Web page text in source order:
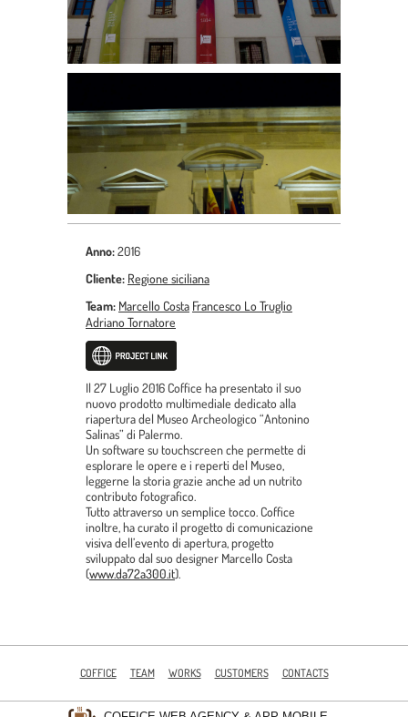
Anno:2016
Cliente: Regione siciliana
Team: Marcello Costa Francesco Lo Truglio
Adriano Tornatore
Il 27 Luglio 2016 Coffice ha presentato il suo
nuovo prodotto multimediale dedicato alla
riapertura del Museo Archeologico “Antonino
Salinas” di Palermo.
Un software su touchscreen che permette di
esplorare le opere e i reperti del Museo,
leggerne la storia grazie anche ad un nutrito
contributo fotografico.
Tutto attraverso un semplice tocco. Coffice
inoltre, ha curato il progetto di comunicazione
visiva dell’evento di apertura, progetto
sviluppato dal suo designer Marcello Costa
(www.da72a300.it).
COFFICE TEAM WORKS CUSTOMERS CONTACTS